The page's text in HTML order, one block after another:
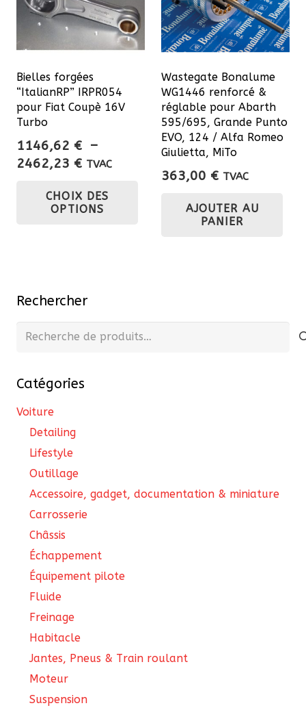
Bielles forgées
“ItalianRP” IRPR054
pour Fiat Coupè 16V
Turbo
1146,62 € –
2462,23 €Plage
prix :
1146,62 €
TVAC
CHOIX DES
OPTIONS
Wastegate Bonalume
WG1446 renforcé &
réglable pour Abarth
595/695, Grande Punto
EVO, 124 / Alfa Romeo
Giulietta, MiTo
363,00 € TVAC
AJOUTER AU
PANIER
Rechercher
Recherche
Catégories
Voiture
Detailing
Lifestyle
Outillage
Accessoire, gadget, documentation & miniature
Carrosserie
Châssis
Échappement
Équipement pilote
Fluide
Freinage
Habitacle
Jantes, Pneus & Train roulant
Moteur
Suspension